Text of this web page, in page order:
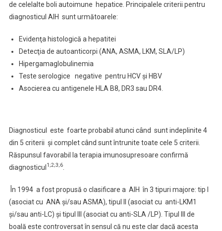
de celelalte boli autoimune hepatice. Principalele criterii pentru
diagnosticul AIH sunt următoarele:
Evidenţa histologică a hepatitei
Detecţia de autoanticorpi (ANA, ASMA, LKM, SLA/LP)
Hipergamaglobulinemia
Teste serologice negative pentru HCV şi HBV
Asocierea cu antigenele HLA B8, DR3 sau DR4.
Diagnosticul este foarte probabil atunci când sunt indeplinite 4
din 5 criterii şi complet când sunt întrunite toate cele 5 criterii.
Răspunsul favorabil la terapia imunosupresoare confirmă
diagnosticul 1;2;3;6.
În 1994 a fost propusă o clasificare a AIH în 3 tipuri majore: tip I
(asociat cu ANA şi/sau ASMA), tipul II (asociat cu anti-LKM1
şi/sau anti-LC) şi tipul III (asociat cu anti-SLA /LP). Tipul III de
boală este controversat în sensul că nu este clar dacă acesta